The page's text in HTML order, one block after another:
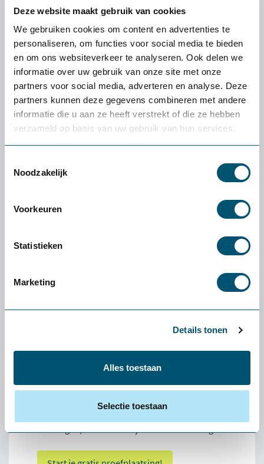
Deze website maakt gebruik van cookies
We gebruiken cookies om content en advertenties te
personaliseren, om functies voor social media te bieden
en om ons websiteverkeer te analyseren. Ook delen we
informatie over uw gebruik van onze site met onze
partners voor social media, adverteren en analyse. Deze
partners kunnen deze gegevens combineren met andere
informatie die u aan ze heeft verstrekt of die ze hebben
verzameld op basis van uw gebruik van hun services.
Noodzakelijk
Voorkeuren
Statistieken
Marketing
Details tonen
Alles toestaan
Selectie toestaan
Wat kost de proefplaatsing?
De levering en proefplaatsingsperiode zijn
volledig kosteloos. Vooraf betaal je niets. Enige
uitzondering: als je een klein product (zoals een
muis of toetsenbord) wilt retourneren, zijn de
verzendkosten voor eigen rekening.
Wat als het product niet bij mij past?
verzorgen we de retour.
Grote producten (zoals stoelen en tafels): wij
halen deze kosteloos bij je op. Kleine producten
pakket via een pakketservice naar keuze retour.
Stuur het product graag schoon, compleet en
Vermeld altijd het ordernummer op het pakket
administratie. Deze hoef je niet direct te
betalen. Tevreden? Betaal de factuur na de
proefplaatsing en het product is van jou. Niet
ontvangen, crediteren wij de factuur volledig.